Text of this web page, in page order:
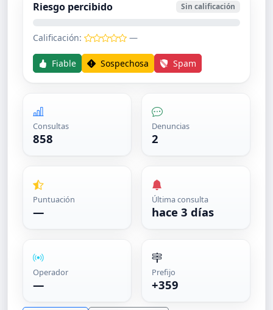
Riesgo percibido Sin calificación
Calificación: —
Fiable Sospechosa Spam
Consultas
858
Denuncias
2
Puntuación
—
Última consulta
hace 3 días
Operador
—
Prefijo
+359